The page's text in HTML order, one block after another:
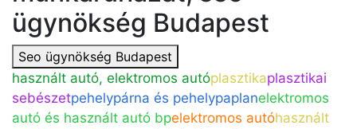
ügynökség Budapest
Seo ügynökség Budapest
használt autó, elektromos autóplasztikaplasztikai
sebészetpehelypárna és pehelypaplanelektromos
autó és használt autó bpelektromos autóhasznált